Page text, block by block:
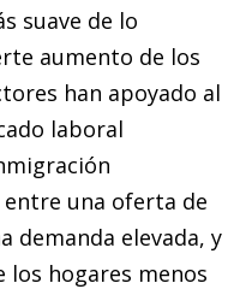
suave de lo
aumento de los
han apoyado al
laboral
una oferta de
demanda elevada, y
los hogares menos